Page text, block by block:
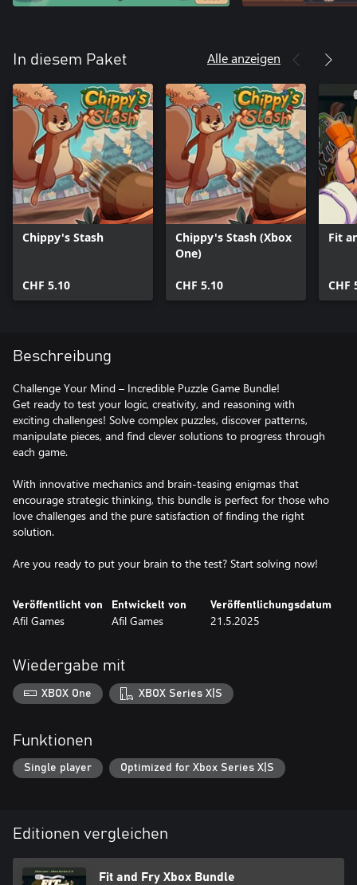
In diesem Paket Alle anzeigen
Chippy's Stash
CHF 5.10
Chippy's Stash (Xbox
One)
CHF 5.10
Fit
CHF
Beschreibung
Challenge Your Mind – Incredible Puzzle Game Bundle!
Get ready to test your logic, creativity, and reasoning with
exciting challenges! Solve complex puzzles, discover patterns,
manipulate pieces, and find clever solutions to progress through
each game.
With innovative mechanics and brain-teasing enigmas that
encourage strategic thinking, this bundle is perfect for those who
love challenges and the pure satisfaction of finding the right
solution.
Are you ready to put your brain to the test? Start solving now!
Veröffentlicht von
Afil Games
Entwickelt von
Afil Games
Veröffentlichungsdatum
21.5.2025
Wiedergabe mit
XBOX One XBOX Series X|S
Funktionen
Single player Optimized for Xbox Series X|S
Editionen vergleichen
Fit and Fry Xbox Bundle